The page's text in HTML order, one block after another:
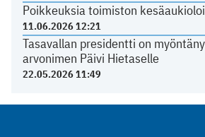
Poikkeuksia toimiston
11.06.2026 12:21
Tasavallan presidentti on
arvonimen Päivi Hietaselle
22.05.2026 11:49